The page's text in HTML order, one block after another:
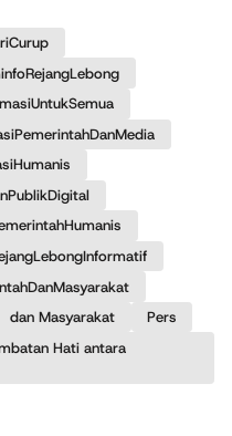
dan Masyarakat
Pers
Hati antara